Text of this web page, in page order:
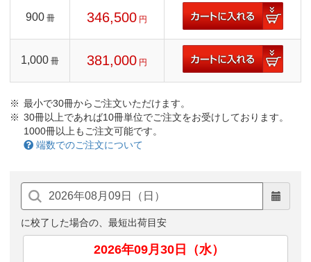
900 冊 346,500 円
1,000 冊 381,000 円
最小で30冊からご注文いただけます。
30冊以上であれば10冊単位でご注文をお受けしております。
1000冊以上もご注文可能です。
端数でのご注文について
に校了した場合の、最短出荷目安
2026年09月30日（水）